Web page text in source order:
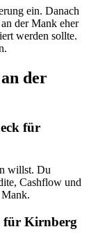
ein. Danach
der Mank eher
werden sollte.
der
für
willst. Du
Cashflow und
für Kirnberg